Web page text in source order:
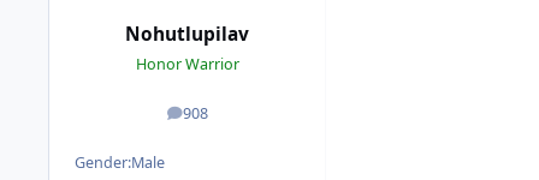
Nohutlupilav
Honor Warrior
908
posts
Gender:Male